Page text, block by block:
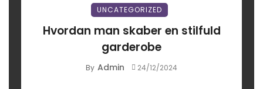
UNCATEGORIZED
Hvordan man skaber en stilfuld
garderobe
By Admin 24/12/2024